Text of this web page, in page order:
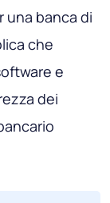
una banca di
che
e
dei